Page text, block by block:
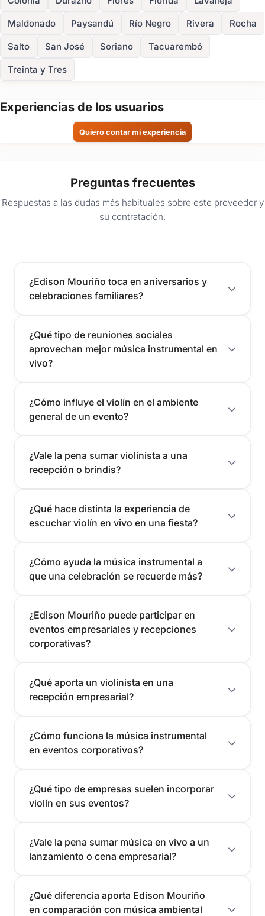
Maldonado Paysandú Río Negro Rivera Rocha
Salto San José Soriano Tacuarembó
Treinta y Tres
Experiencias de los usuarios
Quiero contar mi experiencia
Preguntas frecuentes
Respuestas a las dudas más habituales sobre este proveedor y
su contratación.
¿Edison Mouriño toca en aniversarios y
celebraciones familiares?
¿Qué tipo de reuniones sociales
aprovechan mejor música instrumental en
vivo?
¿Cómo influye el violín en el ambiente
general de un evento?
¿Vale la pena sumar violinista a una
recepción o brindis?
¿Qué hace distinta la experiencia de
escuchar violín en vivo en una fiesta?
¿Cómo ayuda la música instrumental a
que una celebración se recuerde más?
¿Edison Mouriño puede participar en
eventos empresariales y recepciones
corporativas?
¿Qué aporta un violinista en una
recepción empresarial?
¿Cómo funciona la música instrumental
en eventos corporativos?
¿Qué tipo de empresas suelen incorporar
violín en sus eventos?
¿Vale la pena sumar música en vivo a un
lanzamiento o cena empresarial?
¿Qué diferencia aporta Edison Mouriño
en comparación con música ambiental